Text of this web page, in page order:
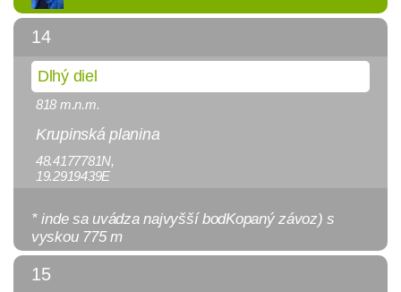
14
Dlhý diel
818 m.n.m.
Krupinská planina
48.4177781N,
19.2919439E
* inde sa uvádza najvyšší bodKopaný závoz) s
vyskou 775 m
15